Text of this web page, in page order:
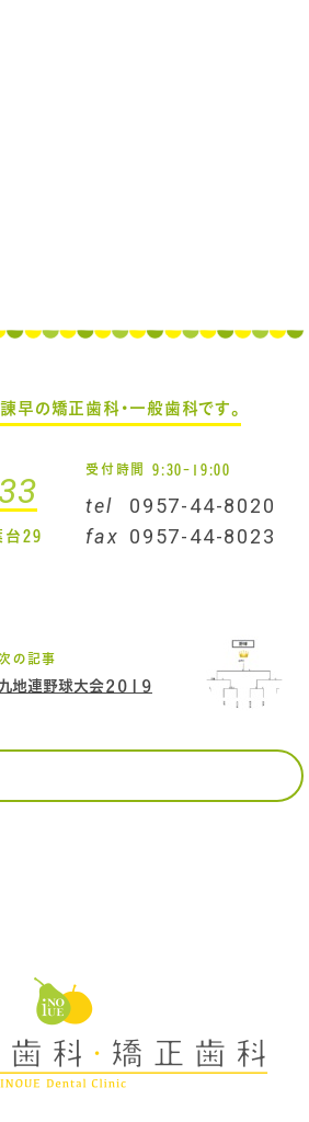
早の矯正歯科・一般歯科です。
29
受付時間 9:30-19:00
tel
0957-44-8020
fax 0957-44-8023
の記事
九地連野球大会２０１９